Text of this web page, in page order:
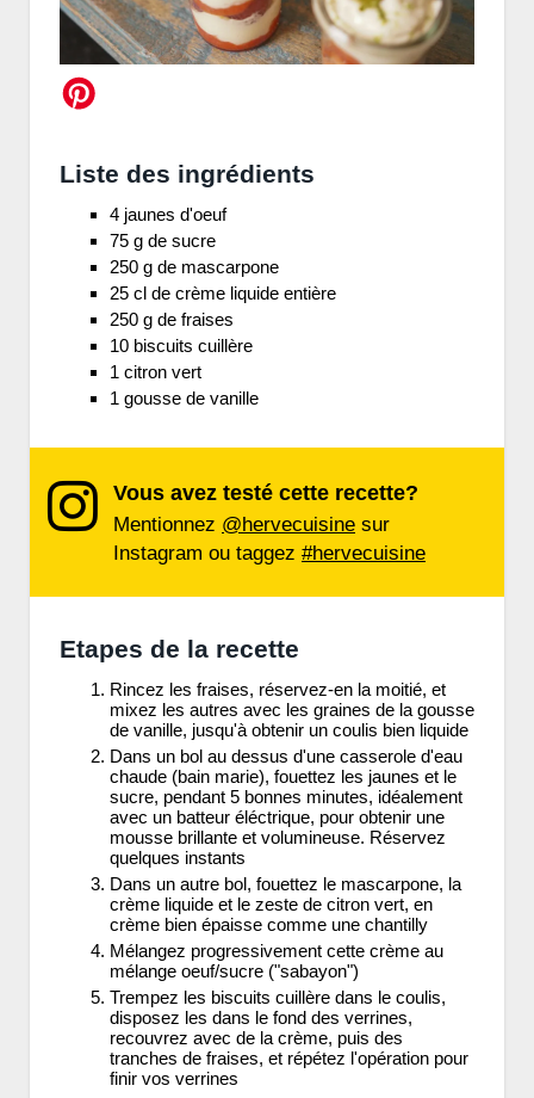
Liste des ingrédients
4 jaunes d'oeuf
75 g de sucre
250 g de mascarpone
25 cl de crème liquide entière
250 g de fraises
10 biscuits cuillère
1 citron vert
1 gousse de vanille
Vous avez testé cette recette?
Mentionnez @hervecuisine sur
Instagram ou taggez #hervecuisine
Etapes de la recette
Rincez les fraises, réservez-en la moitié, et
mixez les autres avec les graines de la gousse
de vanille, jusqu'à obtenir un coulis bien liquide
Dans un bol au dessus d'une casserole d'eau
chaude (bain marie), fouettez les jaunes et le
sucre, pendant 5 bonnes minutes, idéalement
avec un batteur éléctrique, pour obtenir une
mousse brillante et volumineuse. Réservez
quelques instants
Dans un autre bol, fouettez le mascarpone, la
crème liquide et le zeste de citron vert, en
crème bien épaisse comme une chantilly
Mélangez progressivement cette crème au
mélange oeuf/sucre ("sabayon")
Trempez les biscuits cuillère dans le coulis,
disposez les dans le fond des verrines,
recouvrez avec de la crème, puis des
tranches de fraises, et répétez l'opération pour
finir vos verrines